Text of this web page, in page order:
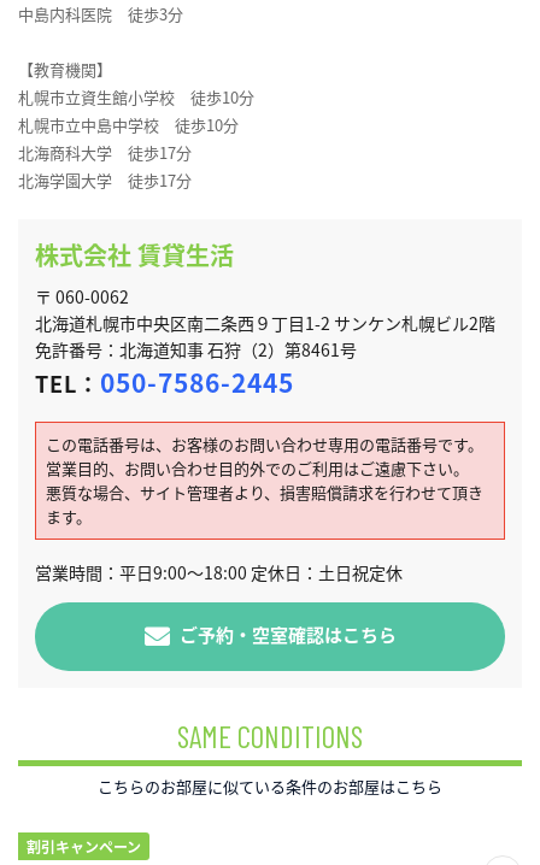
中島内科医院 徒歩3分
【教育機関】
札幌市立資生館小学校 徒歩10分
札幌市立中島中学校 徒歩10分
北海商科大学 徒歩17分
北海学園大学 徒歩17分
株式会社 賃貸生活
〒 060-0062
北海道札幌市中央区南二条西９丁目1-2 サンケン札幌ビル2階
免許番号：北海道知事 石狩（2）第8461号
TEL： 050-7586-2445
この電話番号は、お客様のお問い合わせ専用の電話番号です。
営業目的、お問い合わせ目的外でのご利用はご遠慮下さい。
悪質な場合、サイト管理者より、損害賠償請求を行わせて頂き
ます。
営業時間：平日9:00～18:00 定休日：土日祝定休
ご予約・空室確認はこちら
SAME CONDITIONS
こちらのお部屋に似ている条件のお部屋はこちら
割引キャンペーン